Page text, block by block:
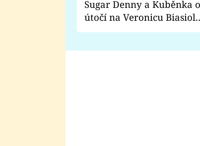
Sugar Denny a Kuběnka
útočí na Veronicu Biasiol.
Proč je podle nich